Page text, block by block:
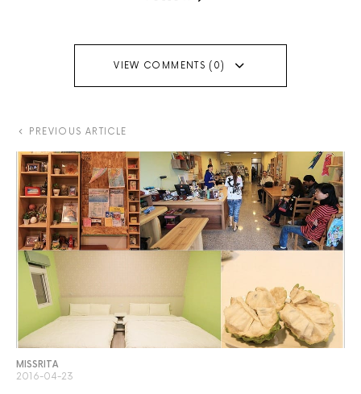
VIEW COMMENTS (0)
PREVIOUS ARTICLE
MISSRITA
2016-04-23